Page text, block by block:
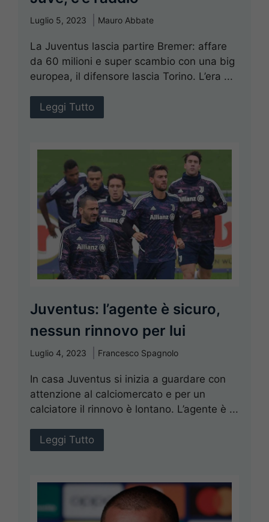
Luglio 5, 2023 Mauro Abbate
La Juventus lascia partire Bremer: affare
da 60 milioni e super scambio con una big
europea, il difensore lascia Torino. L’era ...
Leggi Tutto
Juventus: l’agente è sicuro,
nessun rinnovo per lui
Luglio 4, 2023 Francesco Spagnolo
In casa Juventus si inizia a guardare con
attenzione al calciomercato e per un
calciatore il rinnovo è lontano. L’agente è ...
Leggi Tutto